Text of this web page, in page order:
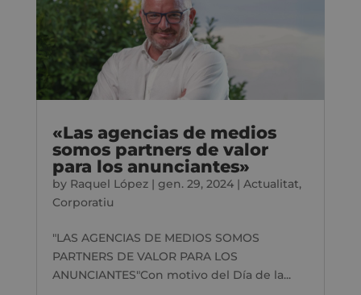
«Las agencias de medios
somos partners de valor
para los anunciantes»
by Raquel López| gen. 29, 2024| Actualitat,
Corporatiu
"LAS AGENCIAS DE MEDIOS SOMOS
PARTNERS DE VALOR PARA LOS
ANUNCIANTES"Con motivo del Día de la...